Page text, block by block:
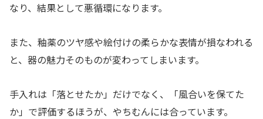
なり、結果として悪循環になります。
また、釉薬のツヤ感や絵付けの柔らかな表情が損なわれる
と、器の魅力そのものが変わってしまいます。
手入れは「落とせたか」だけでなく、「風合いを保てた
か」で評価するほうが、やちむんには合っています。